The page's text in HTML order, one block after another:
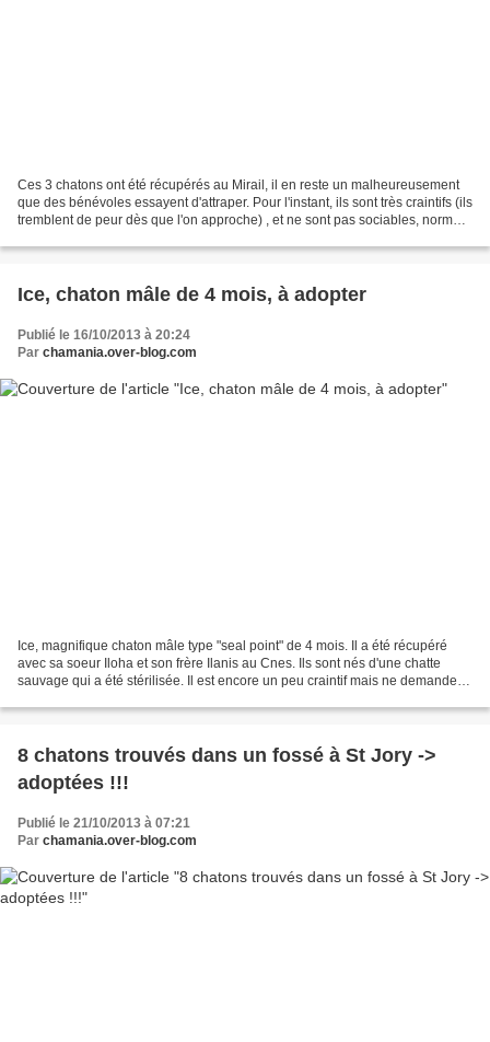
Ces 3 chatons ont été récupérés au Mirail, il en reste un malheureusement
que des bénévoles essayent d'attraper. Pour l'instant, ils sont très craintifs (ils
tremblent de peur dès que l'on approche) , et ne sont pas sociables, normal,
Ice, chaton mâle de 4 mois, à adopter
Publié le 16/10/2013 à 20:24
Par chamania.over-blog.com
Ice, magnifique chaton mâle type "seal point" de 4 mois. Il a été récupéré
avec sa soeur Iloha et son frère Ilanis au Cnes. Ils sont nés d'une chatte
sauvage qui a été stérilisée. Il est encore un peu craintif mais ne demande
8 chatons trouvés dans un fossé à St Jory ->
adoptées !!!
Publié le 21/10/2013 à 07:21
Par chamania.over-blog.com